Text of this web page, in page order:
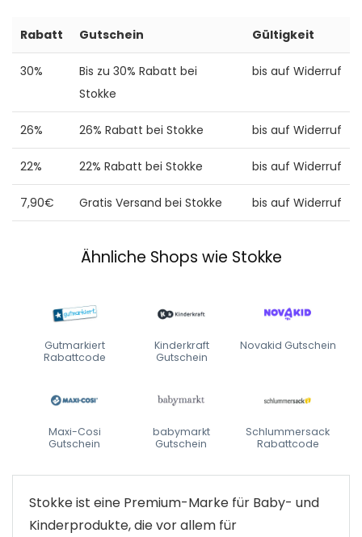
Rabatt Gutschein Gültigkeit
30%
Bis zu 30% Rabatt bei
Stokke
bis auf Widerruf
26% 26% Rabatt bei Stokke bis auf Widerruf
22% 22% Rabatt bei Stokke bis auf Widerruf
7,90€ Gratis Versand bei Stokke bis auf Widerruf
Ähnliche Shops wie Stokke
Gutmarkiert
Rabattcode
Kinderkraft
Gutschein
Novakid Gutschein
Maxi-Cosi
Gutschein
babymarkt
Gutschein
Schlummersack
Rabattcode
Stokke ist eine Premium-Marke für Baby- und
Kinderprodukte, die vor allem für